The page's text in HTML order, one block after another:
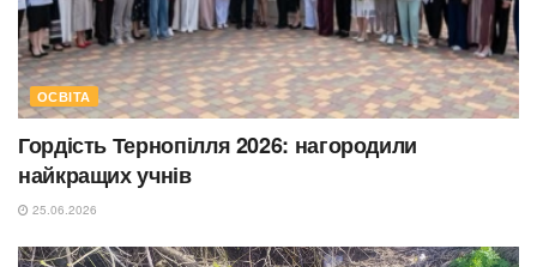
ОСВІТА
Гордість Тернопілля 2026: нагородили
найкращих учнів
25.06.2026